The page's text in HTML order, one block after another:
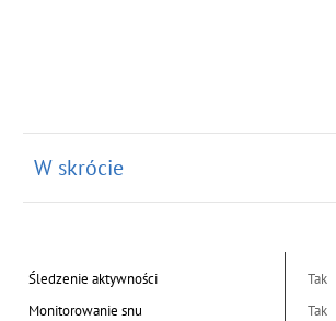
W skrócie
Śledzenie aktywności
Tak
Monitorowanie snu
Tak